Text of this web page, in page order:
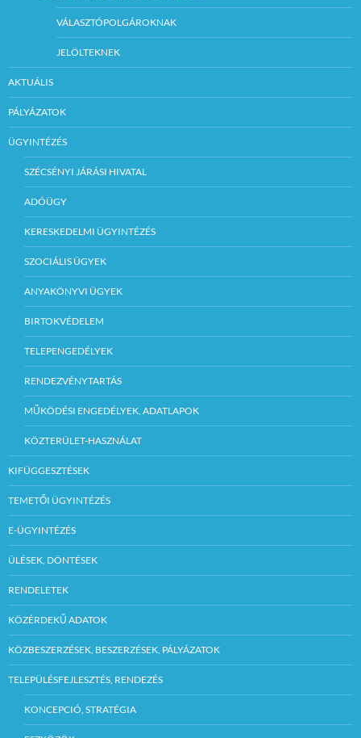
VÁLASZTÓPOLGÁROKNAK
JELÖLTEKNEK
AKTUÁLIS
PÁLYÁZATOK
ÜGYINTÉZÉS
SZÉCSÉNYI JÁRÁSI HIVATAL
ADÓÜGY
KERESKEDELMI ÜGYINTÉZÉS
SZOCIÁLIS ÜGYEK
ANYAKÖNYVI ÜGYEK
BIRTOKVÉDELEM
TELEPENGEDÉLYEK
RENDEZVÉNYTARTÁS
MŰKÖDÉSI ENGEDÉLYEK, ADATLAPOK
KÖZTERÜLET-HASZNÁLAT
KIFÜGGESZTÉSEK
TEMETŐI ÜGYINTÉZÉS
E-ÜGYINTÉZÉS
ÜLÉSEK, DÖNTÉSEK
RENDELETEK
KÖZÉRDEKŰ ADATOK
KÖZBESZERZÉSEK, BESZERZÉSEK, PÁLYÁZATOK
TELEPÜLÉSFEJLESZTÉS, RENDEZÉS
KONCEPCIÓ, STRATÉGIA